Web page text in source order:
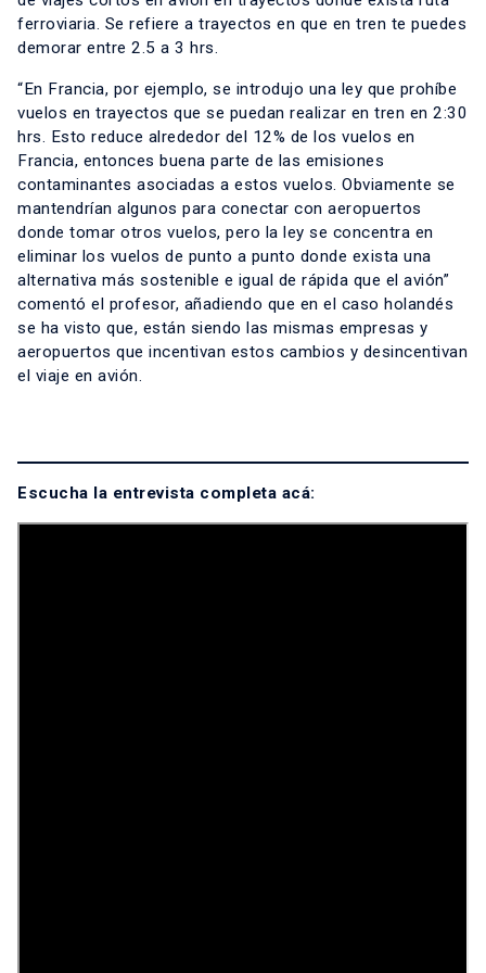
ferroviaria. Se refiere a trayectos en que en tren te puedes
demorar entre 2.5 a 3 hrs.
“En Francia, por ejemplo, se introdujo una ley que prohíbe
vuelos en trayectos que se puedan realizar en tren en 2:30
hrs. Esto reduce alrededor del 12% de los vuelos en
Francia, entonces buena parte de las emisiones
contaminantes asociadas a estos vuelos. Obviamente se
mantendrían algunos para conectar con aeropuertos
donde tomar otros vuelos, pero la ley se concentra en
eliminar los vuelos de punto a punto donde exista una
alternativa más sostenible e igual de rápida que el avión”
comentó el profesor, añadiendo que en el caso holandés
se ha visto que, están siendo las mismas empresas y
aeropuertos que incentivan estos cambios y desincentivan
el viaje en avión.
Escucha la entrevista completa acá: